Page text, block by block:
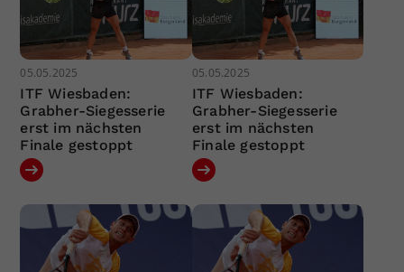
05.05.2025
ITF Wiesbaden:
Grabher-Siegesserie
erst im nächsten
Finale gestoppt
05.05.2025
ITF Wiesbaden:
Grabher-Siegesserie
erst im nächsten
Finale gestoppt